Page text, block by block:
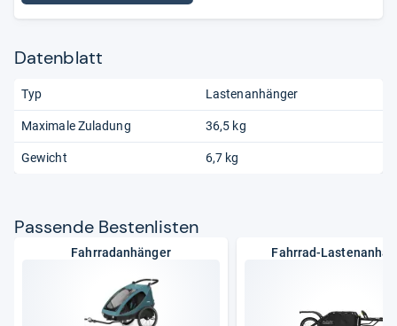
Datenblatt
Typ Lastenanhänger
Maximale Zuladung 36,5 kg
Gewicht 6,7 kg
Pas­sende Bes­ten­lis­ten
Fahrradanhänger Fahrrad-